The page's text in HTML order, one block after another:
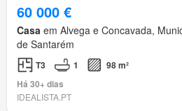
60 000 €
Casa em Alvega e Concavada,
de Santarém
T3 1
98 m²
Há 30+ dias
IDEALISTA.PT